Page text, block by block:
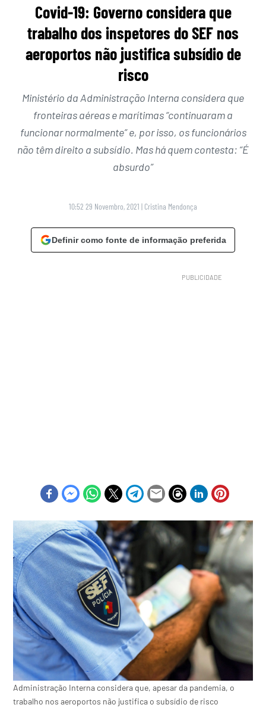
Covid-19: Governo considera que
trabalho dos inspetores do SEF nos
aeroportos não justifica subsídio de
risco
Ministério da Administração Interna considera que
fronteiras aéreas e marítimas “continuaram a
funcionar normalmente” e, por isso, os funcionários
não têm direito a subsídio. Mas há quem contesta: “É
absurdo”
10:52 29 Novembro, 2021 | Cristina Mendonça
Definir como fonte de informação preferida
Administração Interna considera que, apesar da pandemia, o
trabalho nos aeroportos não justifica o subsídio de risco